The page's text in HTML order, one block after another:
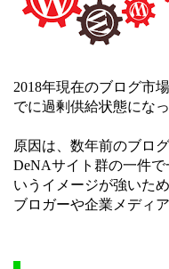
2018年現在のブログ市
でに過剰供給状態になっ
原因は、数年前のブロ
DeNAサイト群の一件
いうイメージが強いた
ブロガーや企業メディ